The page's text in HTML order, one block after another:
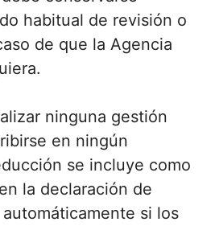
habitual de revisión o
de que la Agencia
ninguna gestión
en ningún
se incluye como
la declaración de
automáticamente si los